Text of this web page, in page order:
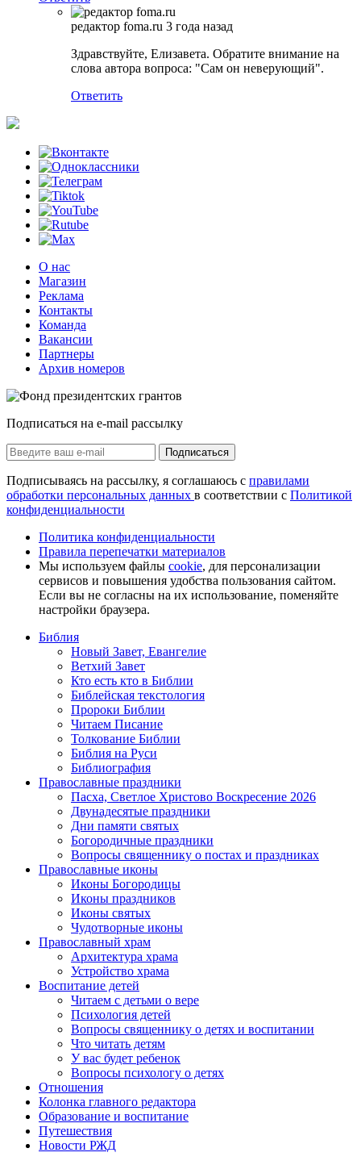
редактор foma.ru 3 года назад
Здравствуйте, Елизавета. Обратите внимание на
слова автора вопроса: "Сам он неверующий".
Ответить
О нас
Магазин
Реклама
Контакты
Команда
Вакансии
Партнеры
Архив номеров
Подписаться на e-mail рассылку
Подписаться
Подписываясь на рассылку, я соглашаюсь с правилами
обработки персональных данных в соответствии с Политикой
конфиденциальности
Политика конфиденциальности
Правила перепечатки материалов
Мы используем файлы cookie, для персонализации
сервисов и повышения удобства пользования сайтом.
Если вы не согласны на их использование, поменяйте
настройки браузера.
Библия
Новый Завет, Евангелие
Ветхий Завет
Кто есть кто в Библии
Библейская текстология
Пророки Библии
Читаем Писание
Толкование Библии
Библия на Руси
Библиография
Православные праздники
Пасха, Светлое Христово Воскресение 2026
Двунадесятые праздники
Дни памяти святых
Богородичные праздники
Вопросы священнику о постах и праздниках
Православные иконы
Иконы Богородицы
Иконы праздников
Иконы святых
Чудотворные иконы
Православный храм
Архитектура храма
Устройство храма
Воспитание детей
Читаем с детьми о вере
Психология детей
Вопросы священнику о детях и воспитании
Что читать детям
У вас будет ребенок
Вопросы психологу о детях
Отношения
Колонка главного редактора
Образование и воспитание
Путешествия
Новости РЖД